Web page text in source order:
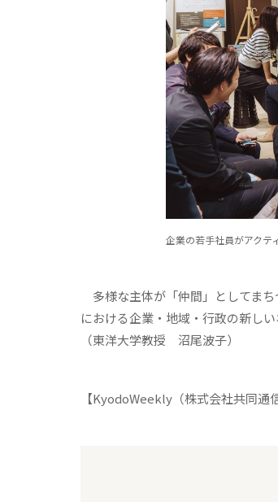
企業の若手社員がアクテ
多様な主体が「仲間」としてま
における企業・地域・行政の新し
（東洋大学教授 沼尾波子）
【KyodoWeekly（株式会社共同通